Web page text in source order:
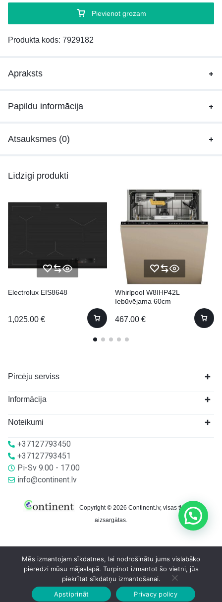
Pievienot grozam
Produkta kods: 7929182
Apraksts
Papildu informācija
Atsauksmes (0)
Līdzīgi produkti
Electrolux EIS8648
1,025.00 €
Whirlpool W8IHP42L
Iebūvējama 60cm
467.00 €
Pircēju serviss
Informācija
Noteikumi
+37127793450
+37127793451
Pi-Sv 9.00 - 17.00
info@continent.lv
Copyright © 2026 Continent.lv, visas tiesības
aizsargātas.
Sākumlapa Veikalā Grozs
Mēs izmantojam sīkdatnes, lai nodrošinātu jums vislabāko
pieredzi mūsu mājaslapā. Turpinot izmantot šo vietni, jūs
piekrītat sīkdatņu izmantošanai.
Apstiprināt
Privacy policy